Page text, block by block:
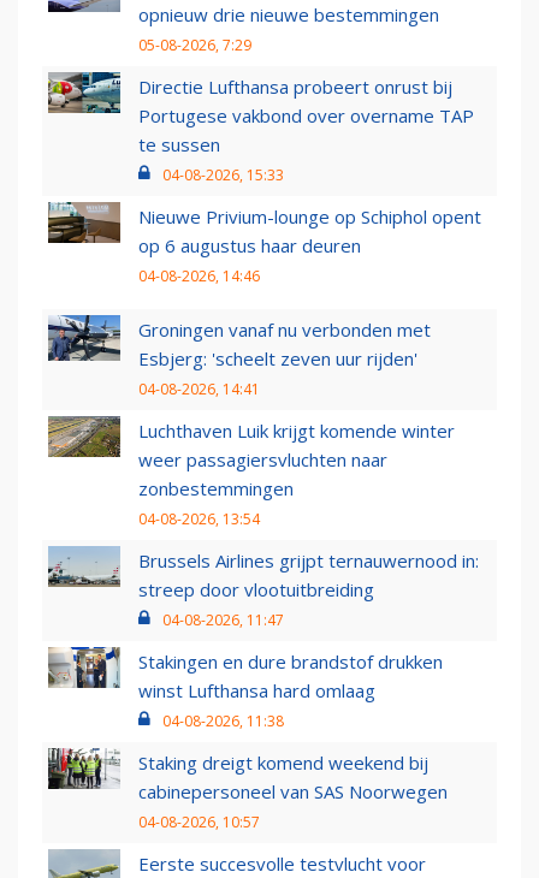
opnieuw drie nieuwe bestemmingen
05-08-2026, 7:29
Directie Lufthansa probeert onrust bij
Portugese vakbond over overname TAP
te sussen
04-08-2026, 15:33
Nieuwe Privium-lounge op Schiphol opent
op 6 augustus haar deuren
04-08-2026, 14:46
Groningen vanaf nu verbonden met
Esbjerg: 'scheelt zeven uur rijden'
04-08-2026, 14:41
Luchthaven Luik krijgt komende winter
weer passagiersvluchten naar
zonbestemmingen
04-08-2026, 13:54
Brussels Airlines grijpt ternauwernood in:
streep door vlootuitbreiding
04-08-2026, 11:47
Stakingen en dure brandstof drukken
winst Lufthansa hard omlaag
04-08-2026, 11:38
Staking dreigt komend weekend bij
cabinepersoneel van SAS Noorwegen
04-08-2026, 10:57
Eerste succesvolle testvlucht voor